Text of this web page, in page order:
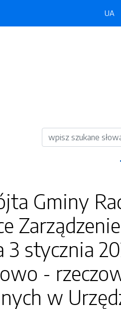
UA
Wyszukiwarka
Gminy
3 stycznia
-
w